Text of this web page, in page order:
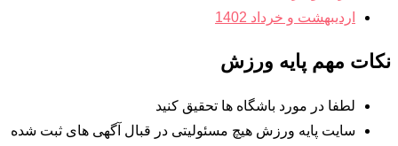
اردیبهشت و خرداد 1402
نکات مهم پایه ورزش
لطفا در مورد باشگاه ها تحقیق کنید
سایت پایه ورزش هیچ مسئولیتی در قبال آگهی های ثبت شده